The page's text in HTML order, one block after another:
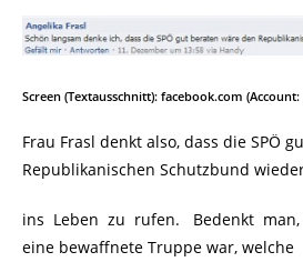
Screen (Textausschnitt): facebook.com
Frau Frasl denkt also, dass die SPÖ
Republikanischen Schutzbund
ins Leben zu rufen. Bedenkt man,
eine bewaffnete Truppe war, welche